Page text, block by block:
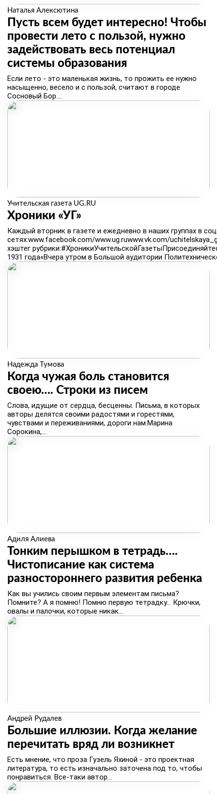
Наталья Алексютина
Пусть всем будет интересно! Чтобы
провести лето с пользой, нужно
задействовать весь потенциал
системы образования
Если лето - это маленькая жизнь, то прожить ее нужно
насыщенно, весело и с пользой, считают в городе
Сосновый Бор....
Учительская газета UG.RU
Хроники «УГ»
Каждый вторник в газете и ежедневно в наших группах в
сетях:www.facebook.com/www.ug.ruwww.vk.com/
хэштег
1931 года«Вчера утром в Большой аудитории
Надежда Тумова
​Когда чужая боль становится
своею…. Строки из писем
Слова, идущие от сердца, бесценны. Письма, в которых
авторы делятся своими радостями и горестями,
чувствами и переживаниями, дороги нам.Марина
Сорокина,...
Адиля Алиева
Тонким перышком в тетрадь….
Чистописание как система
разностороннего развития ребенка
Как вы учились своим первым элементам письма?
Помните? А я помню! Помню первую тетрадку... Крючки,
овалы и палочки, которые никак...
Андрей Рудалев
Большие иллюзии. Когда желание
перечитать вряд ли возникнет
Есть мнение, что проза Гузель Яхиной - это проектная
литература, то есть изначально заточена под то, чтобы
понравиться. Все-таки автор...